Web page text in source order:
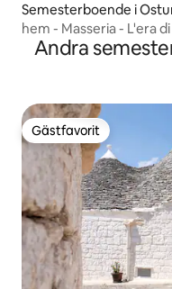
Semesterboende i
hem - Masseria - L'era
Andra
Gästfavorit
Gästfavorit